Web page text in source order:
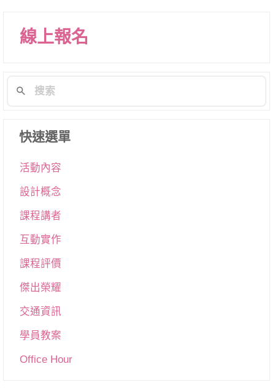
線上報名
快速選單
活動內容
設計概念
課程講者
互動實作
課程評價
傑出榮耀
交通資訊
學員教案
Office Hour